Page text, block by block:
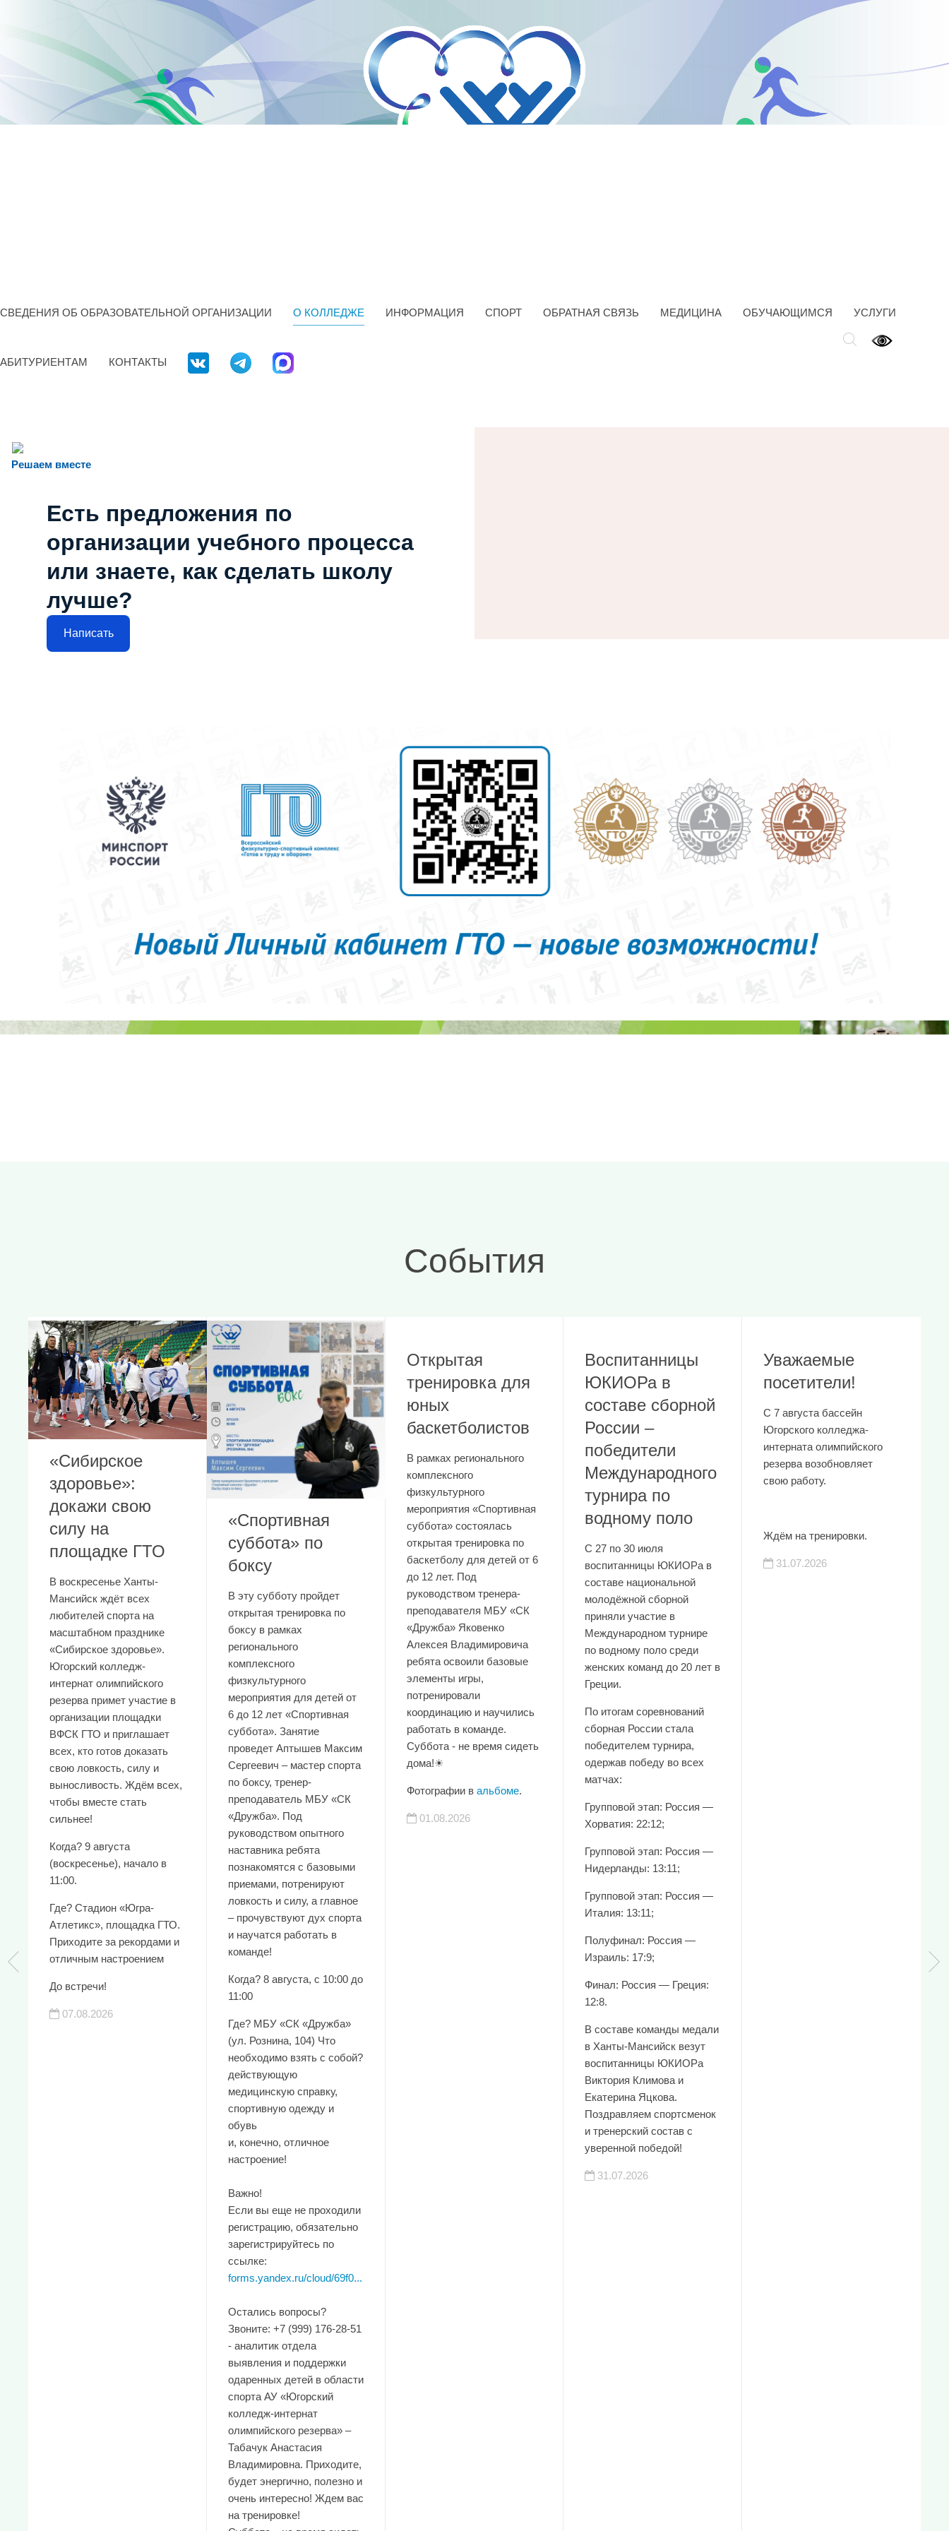
СВЕДЕНИЯ ОБ ОБРАЗОВАТЕЛЬНОЙ ОРГАНИЗАЦИИ О КОЛЛЕДЖЕ ИНФОРМАЦИЯ СПОРТ ОБРАТНАЯ СВЯЗЬ МЕДИЦИНА ОБУЧАЮЩИМСЯ УСЛУГИ
АБИТУРИЕНТАМ КОНТАКТЫ
Решаем вместе
Есть предложения по
организации учебного процесса
или знаете, как сделать школу
лучше?
Написать
События
«Сибирское
здоровье»:
докажи свою
силу на
площадке ГТО
В воскресенье Ханты-
Мансийск ждёт всех
любителей спорта на
масштабном празднике
«Сибирское здоровье».
Югорский колледж-
интернат олимпийского
резерва примет участие в
организации площадки
ВФСК ГТО и приглашает
всех, кто готов доказать
свою ловкость, силу и
выносливость. Ждём всех,
чтобы вместе стать
сильнее!
Когда? 9 августа
(воскресенье), начало в
11:00.
Где? Стадион «Югра-
Атлетикс», площадка ГТО.
Приходите за рекордами и
отличным настроением
До встречи!
07.08.2026
«Спортивная
суббота» по
боксу
В эту субботу пройдет
открытая тренировка по
боксу в рамках
регионального
комплексного
физкультурного
мероприятия для детей от
6 до 12 лет «Спортивная
суббота». Занятие
проведет Аптышев Максим
Сергеевич – мастер спорта
по боксу, тренер-
преподаватель МБУ «СК
«Дружба». Под
руководством опытного
наставника ребята
познакомятся с базовыми
приемами, потренируют
ловкость и силу, а главное
– прочувствуют дух спорта
и научатся работать в
команде!
Когда? 8 августа, с 10:00 до
11:00
Где? МБУ «СК «Дружба»
(ул. Рознина, 104) Что
необходимо взять с собой?
действующую
медицинскую справку,
спортивную одежду и
обувь
и, конечно, отличное
настроение!
Важно!
Если вы еще не проходили
регистрацию, обязательно
зарегистрируйтесь по
ссылке:
forms.yandex.ru/cloud/69f0...
Остались вопросы?
Звоните: +7 (999) 176-28-51
- аналитик отдела
выявления и поддержки
одаренных детей в области
спорта АУ «Югорский
колледж-интернат
олимпийского резерва» –
Табачук Анастасия
Владимировна. Приходите,
будет энергично, полезно и
очень интересно! Ждем вас
на тренировке!
Открытая
тренировка для
юных
баскетболистов
В рамках регионального
комплексного
физкультурного
мероприятия «Спортивная
суббота» состоялась
открытая тренировка по
баскетболу для детей от 6
до 12 лет. Под
руководством тренера-
преподавателя МБУ «СК
«Дружба» Яковенко
Алексея Владимировича
ребята освоили базовые
элементы игры,
потренировали
координацию и научились
работать в команде.
Суббота - не время сидеть
дома!☀
Фотографии в альбоме.
01.08.2026
Воспитанницы
ЮКИОРа в
составе сборной
России –
победители
Международного
турнира по
водному поло
С 27 по 30 июля
воспитанницы ЮКИОРа в
составе национальной
молодёжной сборной
приняли участие в
Международном турнире
по водному поло среди
женских команд до 20 лет в
Греции.
По итогам соревнований
сборная России стала
победителем турнира,
одержав победу во всех
матчах:
Групповой этап: Россия —
Хорватия: 22:12;
Групповой этап: Россия —
Нидерланды: 13:11;
Групповой этап: Россия —
Италия: 13:11;
Полуфинал: Россия —
Израиль: 17:9;
Финал: Россия — Греция:
12:8.
В составе команды медали
в Ханты-Мансийск везут
воспитанницы ЮКИОРа
Виктория Климова и
Екатерина Яцкова.
Поздравляем спортсменок
и тренерский состав с
уверенной победой!
31.07.2026
Уважаемые
посетители!
С 7 августа бассейн
Югорского колледжа-
интерната олимпийского
резерва возобновляет
свою работу.
Ждём на тренировки.
31.07.2026